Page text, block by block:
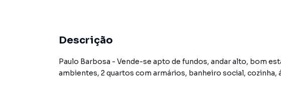
Descrição
Paulo Barbosa - Vende-se apto de fundos, andar alto, bom
ambientes, 2 quartos com armários, banheiro social, cozinha,